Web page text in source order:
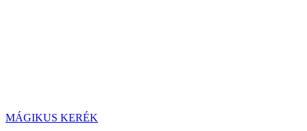
MÁGIKUS KERÉK